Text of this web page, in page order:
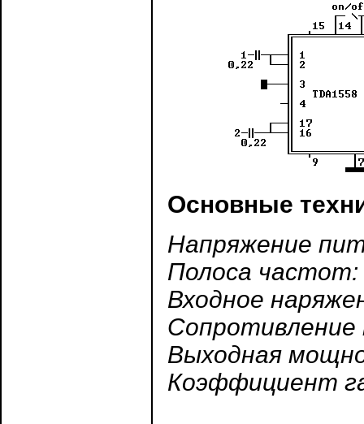
Основные
Напряжение
Полоса частот:
Входное
Сопротивление
Выходная
Коэффициент